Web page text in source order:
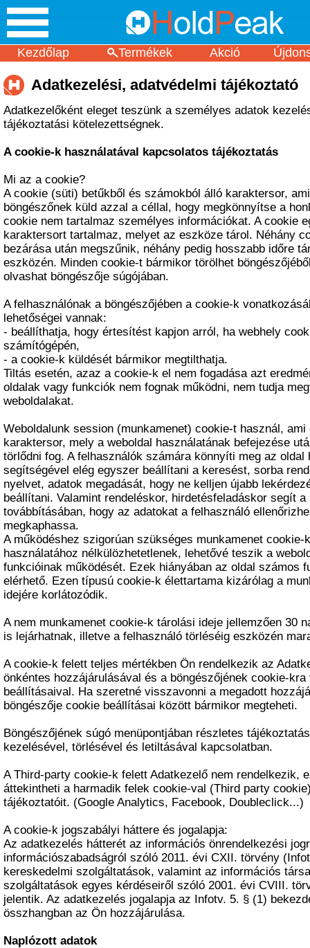
Kezdőlap Termékek Akció
Adatkezelési, adatvédelmi tájékoztató
Adatkezelőként eleget teszünk a személyes adatok
tájékoztatási kötelezettségnek.
A cookie-k használatával kapcsolatos tájékoztatás
Mi az a cookie?
A cookie (süti) betűkből és számokból álló karaktersor,
böngészőnek küld azzal a céllal, hogy megkönnyítse a
cookie nem tartalmaz személyes információkat. A cookie
karaktersort tartalmaz, melyet az eszköze tárol. Néhány
bezárása után megszűnik, néhány pedig hosszabb időre
eszközén. Minden cookie-t bármikor törölhet
olvashat böngészője súgójában.
A felhasználónak a böngészőjében a cookie-k
lehetőségei vannak:
- beállíthatja, hogy értesítést kapjon arról, ha webhely
számítógépén,
- a cookie-k küldését bármikor megtilthatja.
Tiltás esetén, azaz a cookie-k el nem fogadása azt
oldalak vagy funkciók nem fognak működni, nem tudja
weboldalakat.
Weboldalunk session (munkamenet) cookie-t használ, ami
karaktersor, mely a weboldal használatának befejezése
törlődni fog. A felhasználók számára könnyíti meg az oldal
segítségével elég egyszer beállítani a keresést, sorba
nyelvet, adatok megadását, hogy ne kelljen újabb
beállítani. Valamint rendeléskor, hirdetésfeladáskor segít a
továbbításában, hogy az adatokat a felhasználó
megkaphassa.
A működéshez szigorúan szükséges munkamenet cookie-
használatához nélkülözhetetlenek, lehetővé teszik a
funkcióinak működését. Ezek hiányában az oldal számos
elérhető. Ezen típusú cookie-k élettartama kizárólag a
idejére korlátozódik.
A nem munkamenet cookie-k tárolási ideje jellemzően 30
is lejárhatnak, illetve a felhasználó törléséig eszközén
A cookie-k felett teljes mértékben Ön rendelkezik az
önkéntes hozzájárulásával és a böngészőjének cookie-kra
beállításaival. Ha szeretné visszavonni a megadott
böngészője cookie beállításai között bármikor megteheti.
Böngészőjének súgó menüpontjában részletes
kezelésével, törlésével és letiltásával kapcsolatban.
A Third-party cookie-k felett Adatkezelő nem rendelkezik,
áttekintheti a harmadik felek cookie-val (Third party
tájékoztatóit. (Google Analytics, Facebook, Doubleclick...)
A cookie-k jogszabályi háttere és jogalapja:
Az adatkezelés hátterét az információs önrendelkezési
információszabadságról szóló 2011. évi CXII. törvény
kereskedelmi szolgáltatások, valamint az információs
szolgáltatások egyes kérdéseiről szóló 2001. évi CVIII.
jelentik. Az adatkezelés jogalapja az Infotv. 5. § (1)
összhangban az Ön hozzájárulása.
Naplózott adatok